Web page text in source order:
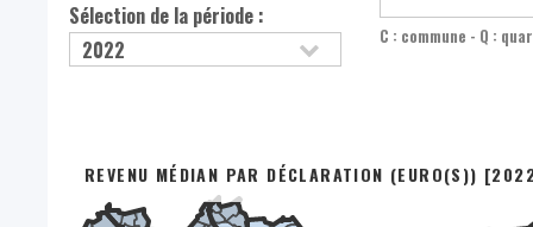
Sélection de la période :
C : commune - Q :
REVENU MÉDIAN PAR DÉCLARATION (EURO(S))